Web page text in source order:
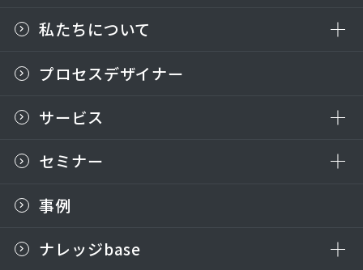
私たちについて
プロセスデザイナー
サービス
セミナー
事例
ナレッジbase